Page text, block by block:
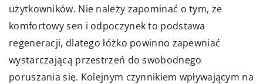
użytkowników. Nie należy zapominać o tym, że
komfortowy sen i odpoczynek to podstawa
regeneracji, dlatego łóżko powinno zapewniać
wystarczającą przestrzeń do swobodnego
poruszania się. Kolejnym czynnikiem wpływającym na